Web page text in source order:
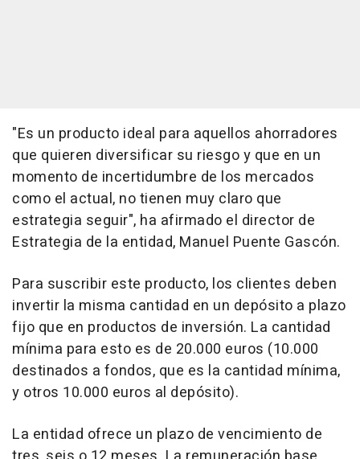
"Es un producto ideal para aquellos ahorradores
que quieren diversificar su riesgo y que en un
momento de incertidumbre de los mercados
como el actual, no tienen muy claro que
estrategia seguir", ha afirmado el director de
Estrategia de la entidad, Manuel Puente Gascón.
Para suscribir este producto, los clientes deben
invertir la misma cantidad en un depósito a plazo
fijo que en productos de inversión. La cantidad
mínima para esto es de 20.000 euros (10.000
destinados a fondos, que es la cantidad mínima,
y otros 10.000 euros al depósito).
La entidad ofrece un plazo de vencimiento de